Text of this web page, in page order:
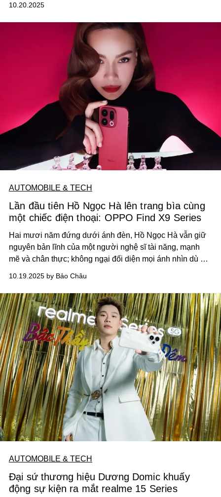
nhanh hao hay hiệu năng kém ổn định. Chính những trải
nghiệm này đã tạo nên định kiến rằng nữ giới dù “khéo
tay” nhưng vẫn không thể giữ gìn thiết bị lâu bền, khiến
nhiều cô gái phải dè dặt khi sử dụng công nghệ khiến trải
nghiệm công nghệ trở nên nửa vời.
10.20.2025
AUTOMOBILE & TECH
Lần đầu tiên Hồ Ngọc Hà lên trang bìa cùng
một chiếc điện thoại: OPPO Find X9 Series
Hai mươi năm đứng dưới ánh đèn, Hồ Ngọc Hà vẫn giữ
nguyên bản lĩnh của một người nghệ sĩ tài năng, mạnh
mẽ và chân thực; không ngại đối diện mọi ánh nhìn dù ở
10.19.2025 by Bảo Châu
AUTOMOBILE & TECH
Đại sứ thương hiệu Dương Domic khuấy
động sự kiện ra mắt realme 15 Series